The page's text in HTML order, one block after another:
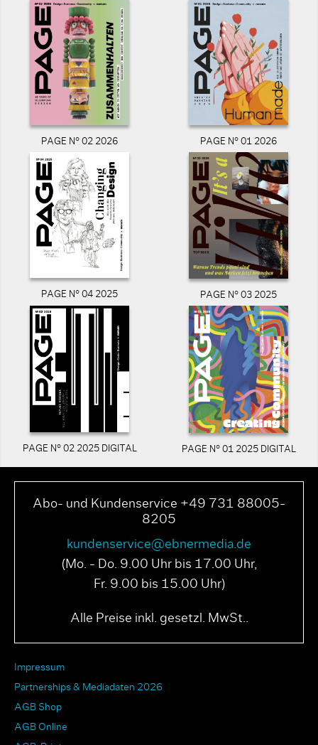
PAGE N° 02 2026 PAGE N° 01 2026
PAGE N° 04 2025 PAGE N° 03 2025
PAGE N° 02 2025 DIGITAL PAGE N° 01 2025 DIGITAL
Abo- und Kundenservice +49 731 88005-
8205
kundenservice@ebnermedia.de
(Mo. - Do. 9.00 Uhr bis 17.00 Uhr,
Fr. 9.00 bis 15.00 Uhr)
Alle Preise inkl. gesetzl. MwSt..
Impressum
Partnerships & Mediadaten 2026
AGB Shop
AGB Online